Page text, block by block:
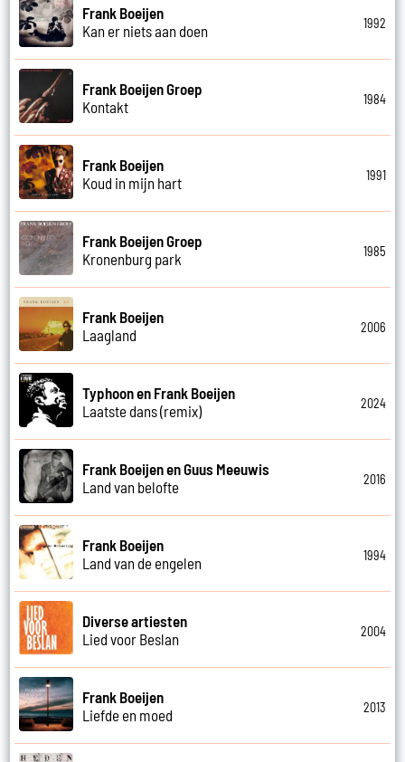
Frank Boeijen
Kan er niets aan doen
1992
Frank Boeijen Groep
Kontakt
1984
Frank Boeijen
Koud in mijn hart
1991
Frank Boeijen Groep
Kronenburg park
1985
Frank Boeijen
Laagland
2006
Typhoon en Frank Boeijen
Laatste dans (remix)
2024
Frank Boeijen en Guus Meeuwis
Land van belofte
2016
Frank Boeijen
Land van de engelen
1994
Diverse artiesten
Lied voor Beslan
2004
Frank Boeijen
Liefde en moed
2013